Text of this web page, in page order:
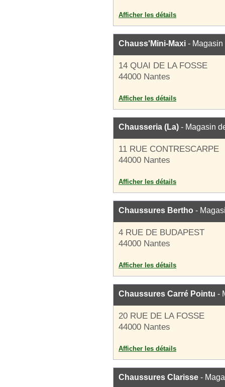
Afficher les détails
Chauss'Mini-Maxi -
14 QUAI DE LA FOSSE
44000 Nantes
Afficher les détails
Chausseria (La) - Magasin
11 RUE CONTRESCARPE
44000 Nantes
Afficher les détails
Chaussures Bertho -
4 RUE DE BUDAPEST
44000 Nantes
Afficher les détails
Chaussures Carré Pointu -
20 RUE DE LA FOSSE
44000 Nantes
Afficher les détails
Chaussures Clarisse -